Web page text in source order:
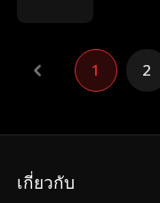
1 2
เกี่ยวกับ